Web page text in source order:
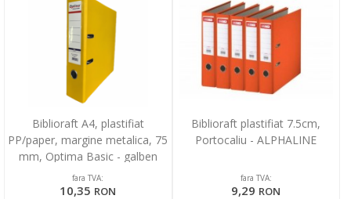
Biblioraft A4, plastifiat
PP/paper, margine metalica, 75
mm, Optima Basic - galben
fara TVA:
10,35 RON
Biblioraft plastifiat 7.5cm,
Portocaliu - ALPHALINE
fara TVA:
9,29 RON